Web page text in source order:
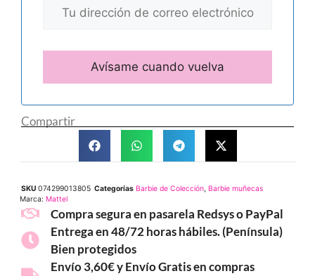
Compartir
SKU 074299013805 Categorías Barbie de Colección, Barbie muñecas
Marca: Mattel
Compra segura en pasarela Redsys o PayPal
Entrega en 48/72 horas hábiles. (Península)
Bien protegidos
Envío 3,60€ y Envío Gratis en compras